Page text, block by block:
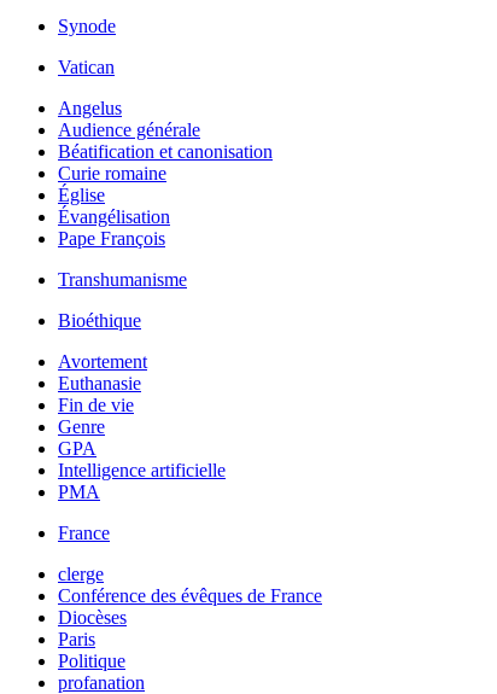
Synode
Vatican
Angelus
Audience générale
Béatification et canonisation
Curie romaine
Église
Évangélisation
Pape François
Transhumanisme
Bioéthique
Avortement
Euthanasie
Fin de vie
Genre
GPA
Intelligence artificielle
PMA
France
clerge
Conférence des évêques de France
Diocèses
Paris
Politique
profanation